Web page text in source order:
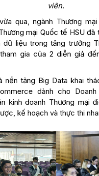
viên.
qua, ngành Thương
mại Quốc tế HSU đã
dữ liệu trong tăng trưởng
gia của 2 diễn giả
nền tảng Big Data khai
dành cho Doanh
kinh doanh Thương mại
kế hoạch và thực thi